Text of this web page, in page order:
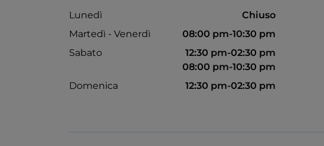
Lunedì
Chiuso
Martedì - Venerdì
08:00 pm-10:30 pm
Sabato
12:30 pm-02:30 pm
08:00 pm-10:30 pm
Domenica
12:30 pm-02:30 pm